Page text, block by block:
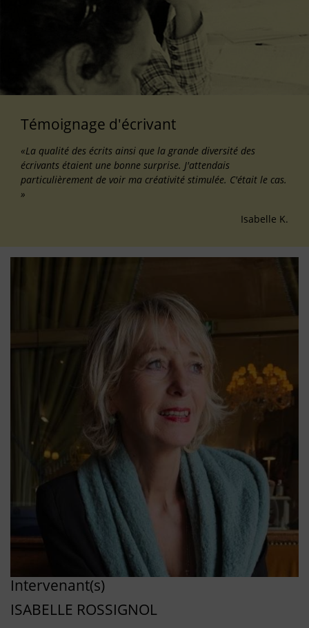
Témoignage d'écrivant
«La qualité des écrits ainsi que la grande diversité des
écrivants étaient une bonne surprise. J'attendais
particulièrement de voir ma créativité stimulée. C'était le cas.
»
Isabelle K.
Intervenant(s)
ISABELLE ROSSIGNOL